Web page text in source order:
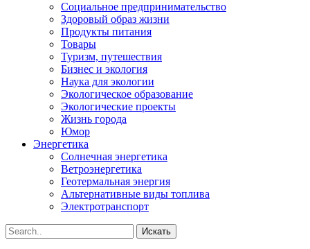
Социальное предпринимательство
Здоровый образ жизни
Продукты питания
Товары
Туризм, путешествия
Бизнес и экология
Наука для экологии
Экологическое образование
Экологические проекты
Жизнь города
Юмор
Энергетика
Солнечная энергетика
Ветроэнергетика
Геотермальная энергия
Альтернативные виды топлива
Электротранспорт